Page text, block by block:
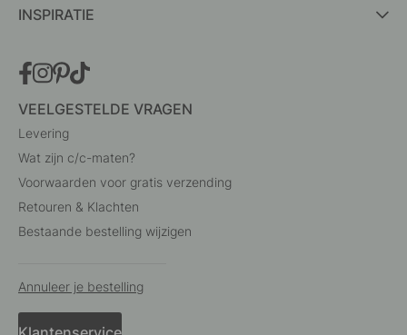
INSPIRATIE
VEELGESTELDE VRAGEN
Levering
Wat zijn c/c-maten?
Voorwaarden voor gratis verzending
Retouren & Klachten
Bestaande bestelling wijzigen
Annuleer je bestelling